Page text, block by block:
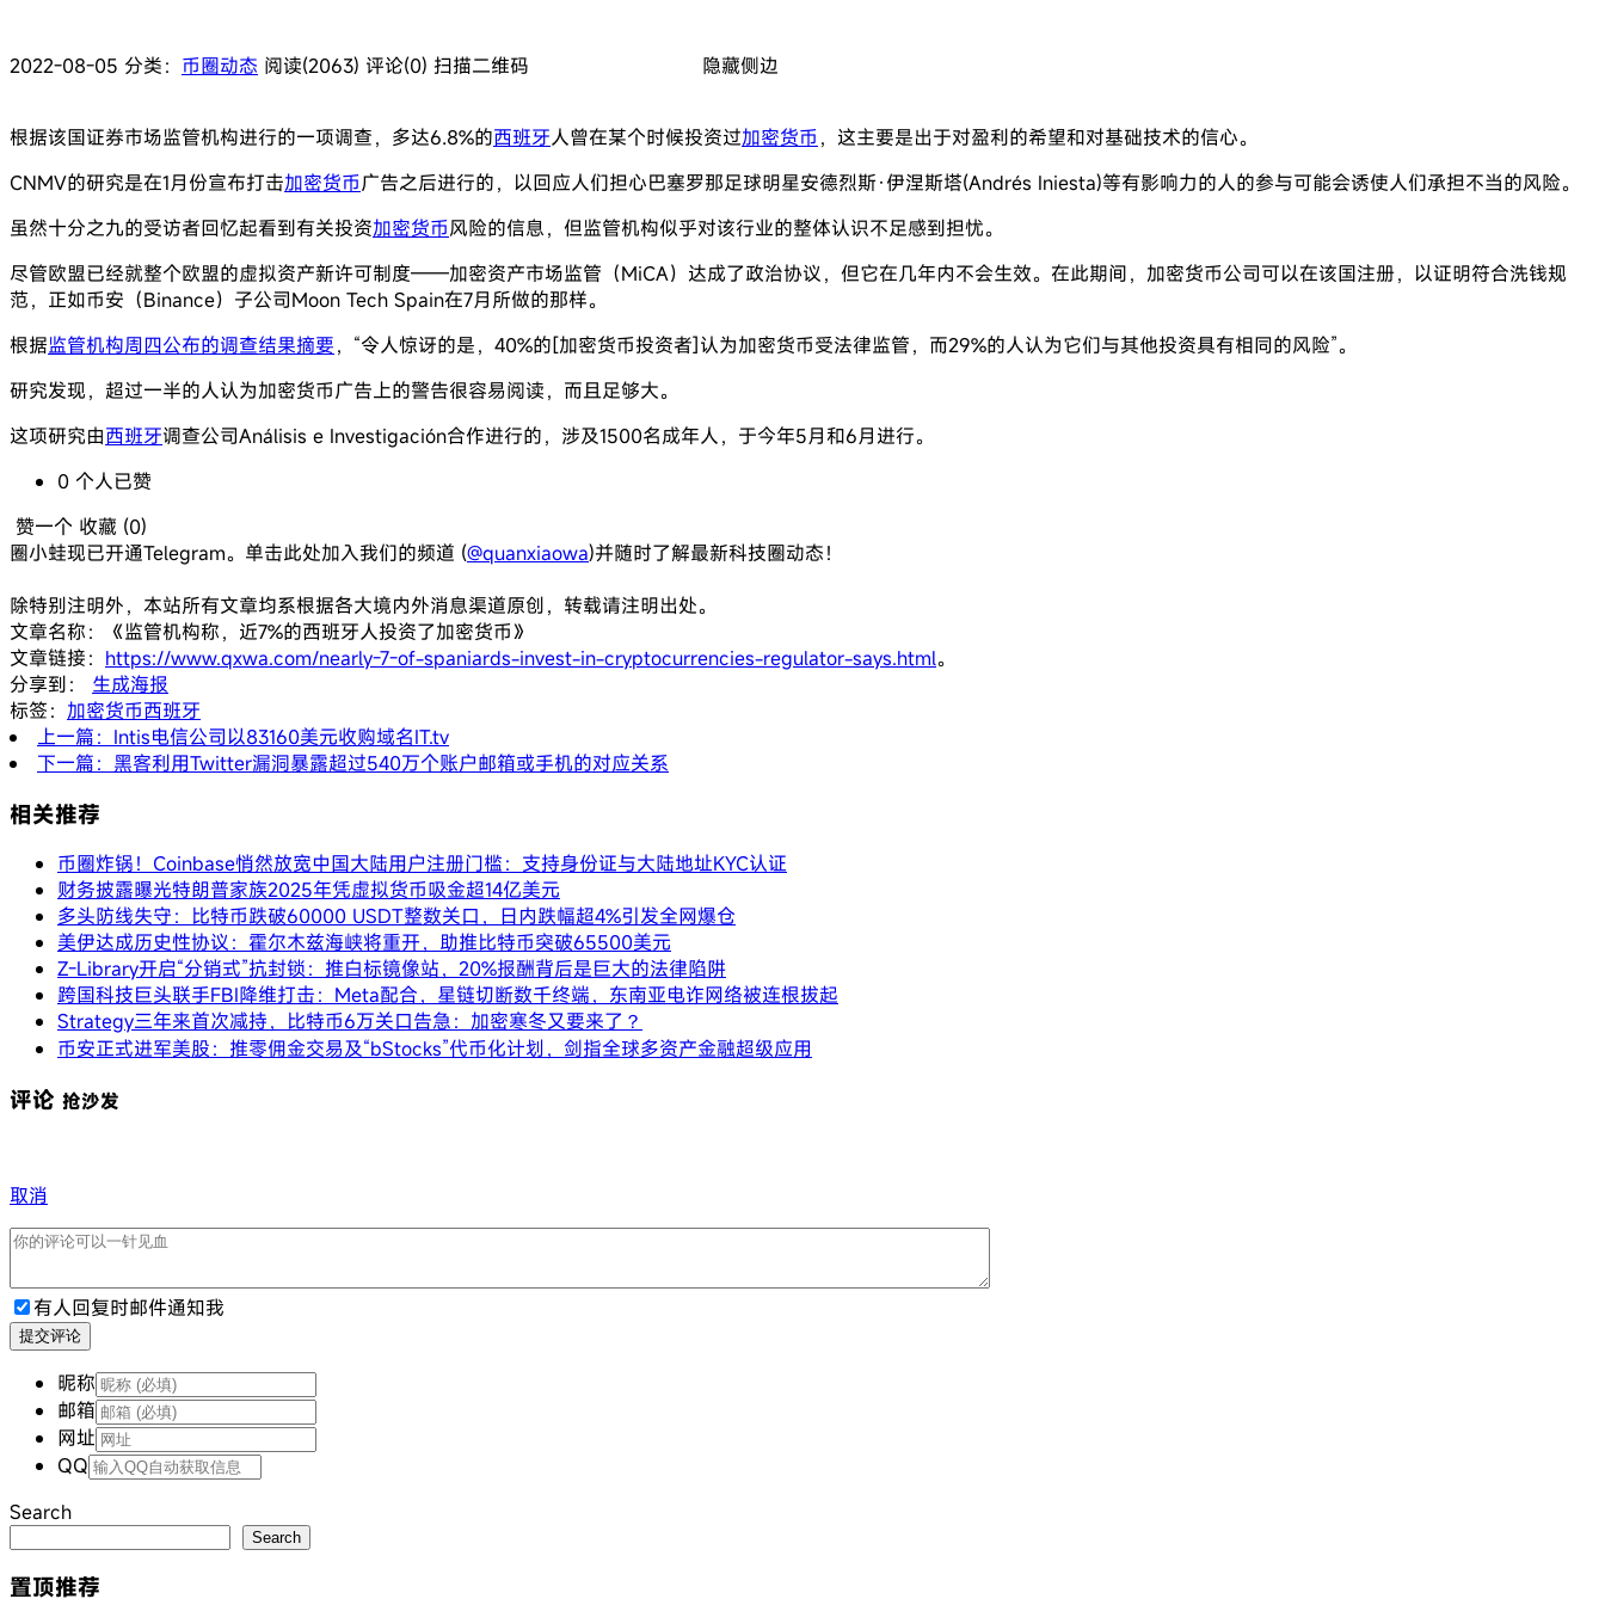
2022-08-05 分类： 币圈动态 阅读(2063) 评论(0) 扫描二维码 隐藏侧边
根据该国证券市场监管机构进行的一项调查，多达6.8%的西班牙人曾在某个时候投资过加密货币 ，这主要是出于对盈利的希望和对基础技术的信心。
CNMV的研究是在1月份宣布打击加密货币广告之后进行的，以回应人们担心巴塞罗那足球明星安德烈斯·伊涅斯塔(Andrés Iniesta)等有影响力的人的参与可能会诱使人们承担不当的风险。
虽然十分之九的受访者回忆起看到有关投资加密货币风险的信息，但监管机构似乎对该行业的整体认识不足感到担忧。
尽管欧盟已经就整个欧盟的虚拟资产新许可制度——加密资产市场监管（MiCA）达成了政治协议，但它在几年内不会生效。在此期间，加密货币公司可以在该国注册，以证明符合洗钱规
范，正如币安（Binance）子公司Moon Tech Spain在7月所做的那样。
根据监管机构周四公布的调查结果摘要，“令人惊讶的是，40%的[加密货币投资者]认为加密货币受法律监管，而29%的人认为它们与其他投资具有相同的风险”。
研究发现，超过一半的人认为加密货币广告上的警告很容易阅读，而且足够大。
这项研究由西班牙调查公司Análisis e Investigación合作进行的，涉及1500名成年人，于今年5月和6月进行。
0 个人已赞
赞一个 收藏 (0)
圈小蛙现已开通Telegram。单击此处加入我们的频道 (@quanxiaowa)并随时了解最新科技圈动态！
除特别注明外，本站所有文章均系根据各大境内外消息渠道原创，转载请注明出处。
文章名称：《监管机构称，近7%的西班牙人投资了加密货币》
文章链接： https://www.qxwa.com/nearly-7-of-spaniards-invest-in-cryptocurrencies-regulator-says.html。
分享到：
生成海报
标签： 加密货币西班牙
上一篇：Intis电信公司以83160美元收购域名IT.tv
下一篇：黑客利用Twitter漏洞暴露超过540万个账户邮箱或手机的对应关系
相关推荐
币圈炸锅！Coinbase悄然放宽中国大陆用户注册门槛：支持身份证与大陆地址KYC认证
财务披露曝光特朗普家族2025年凭虚拟货币吸金超14亿美元
多头防线失守：比特币跌破60000 USDT整数关口，日内跌幅超4%引发全网爆仓
美伊达成历史性协议：霍尔木兹海峡将重开，助推比特币突破65500美元
Z-Library开启“分销式”抗封锁：推白标镜像站，20%报酬背后是巨大的法律陷阱
跨国科技巨头联手FBI降维打击：Meta配合，星链切断数千终端，东南亚电诈网络被连根拔起
Strategy三年来首次减持，比特币6万关口告急：加密寒冬又要来了？
币安正式进军美股：推零佣金交易及“bStocks”代币化计划，剑指全球多资产金融超级应用
评论 抢沙发
取消
有人回复时邮件通知我
提交评论
昵称
邮箱
网址
QQ
Search
Search
置顶推荐